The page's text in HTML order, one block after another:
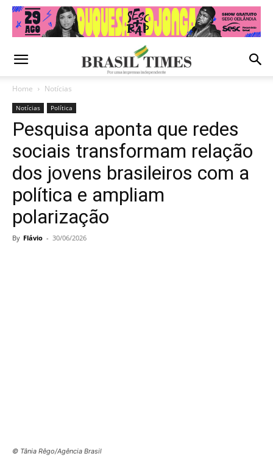
Home Notícias
Notícias Política
Pesquisa aponta que redes
sociais transformam relação
dos jovens brasileiros com a
política e ampliam
polarização
By Flávio - 30/06/2026
© Tânia Rêgo/Agência Brasil